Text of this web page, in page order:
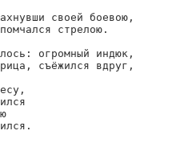
своей боевою,
стрелою.
огромный индюк,
съёжился вдруг,